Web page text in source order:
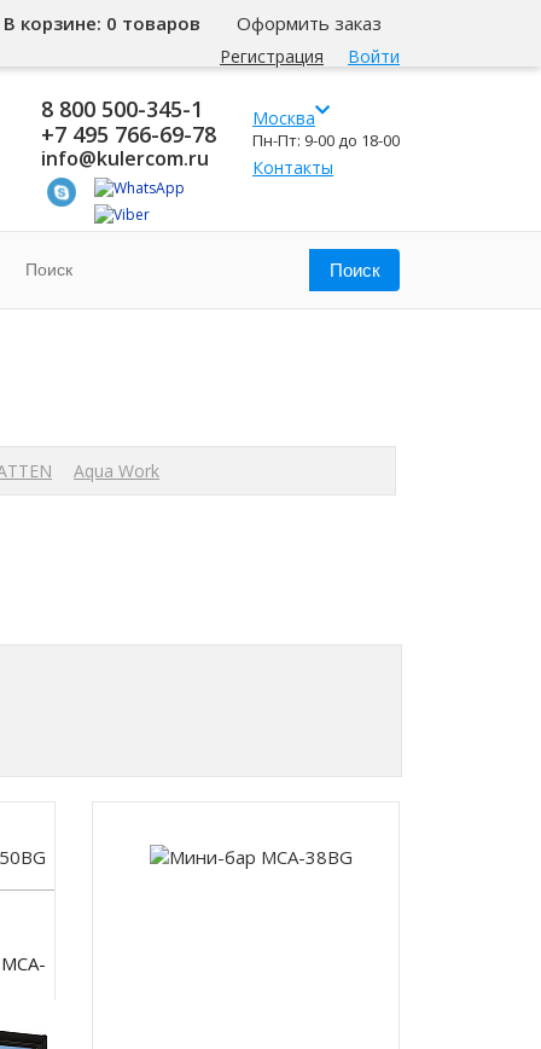
Регистрация Войти
В корзине: 0 товаров Оформить заказ
8 800 500-345-1
+7 495 766-69-78
info@kulercom.ru
Москва
Пн-Пт: 9-00 до 18-00
Контакты
Aqua Work